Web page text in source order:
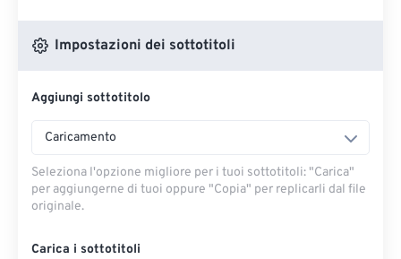
Impostazioni dei sottotitoli
Aggiungi sottotitolo
Caricamento
Seleziona l'opzione migliore per i tuoi sottotitoli: "Carica" ​​
per aggiungerne di tuoi oppure "Copia" per replicarli dal file
originale.
Carica i sottotitoli